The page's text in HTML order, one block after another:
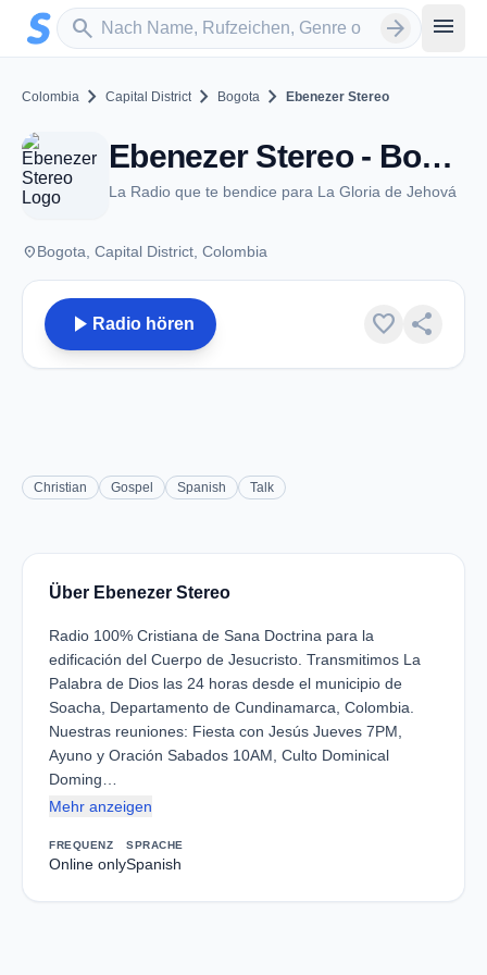
Zum Hauptinhalt springen
search
Sender suchen arrow_forward menu
Colombia chevron_right Capital District chevron_right Bogota chevron_right Ebenezer Stereo
Ebenezer Stereo - Bogota
La Radio que te bendice para La Gloria de Jehová
placeBogota, Capital District, Colombia
play_arrow Radio hören favorite share
Christian Gospel Spanish Talk
Über Ebenezer Stereo
Radio 100% Cristiana de Sana Doctrina para la
edificación del Cuerpo de Jesucristo. Transmitimos La
Palabra de Dios las 24 horas desde el municipio de
Soacha, Departamento de Cundinamarca, Colombia.
Nuestras reuniones: Fiesta con Jesús Jueves 7PM,
Ayuno y Oración Sabados 10AM, Culto Dominical
Doming…
Mehr anzeigen
FREQUENZ
Online only
SPRACHE
Spanish